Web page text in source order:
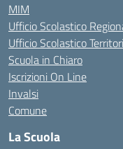
MIM
Ufficio Scolastico
Ufficio Scolastico
Scuola in Chiaro
Iscrizioni On Line
Invalsi
Comune
La Scuola